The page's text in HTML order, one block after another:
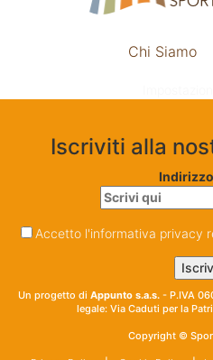
Chi Siamo
Iscriviti alla
Accetto l'informativa privacy
Un progetto di Appunto s.a.s. - P.IVA
legale: Via Caduti per la
Copyright ©